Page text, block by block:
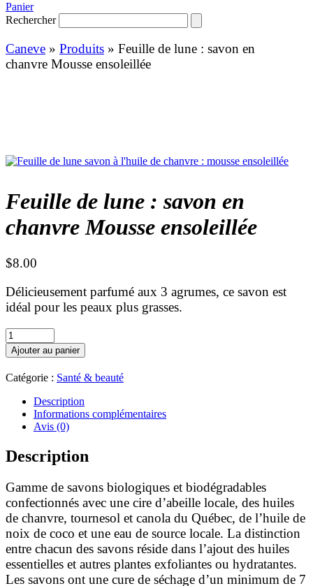
Panier
Rechercher
Caneve » Produits » Feuille de lune : savon en
chanvre Mousse ensoleillée
Feuille de lune : savon en
chanvre Mousse ensoleillée
$8.00
Délicieusement parfumé aux 3 agrumes, ce savon est
idéal pour les peaux plus grasses.
quantité
de
Feuille
de
lune
chanvre
ensoleillée
Ajouter au panier
Catégorie : Santé & beauté
Description
Informations complémentaires
Avis (0)
Description
Gamme de savons biologiques et biodégradables
confectionnés avec une cire d’abeille locale, des huiles
de chanvre, tournesol et canola du Québec, de l’huile de
noix de coco et une eau de source locale. La distinction
entre chacun des savons réside dans l’ajout des huiles
essentielles et autres plantes exfoliantes ou hydratantes.
Les savons ont une cure de séchage d’un minimum de 7